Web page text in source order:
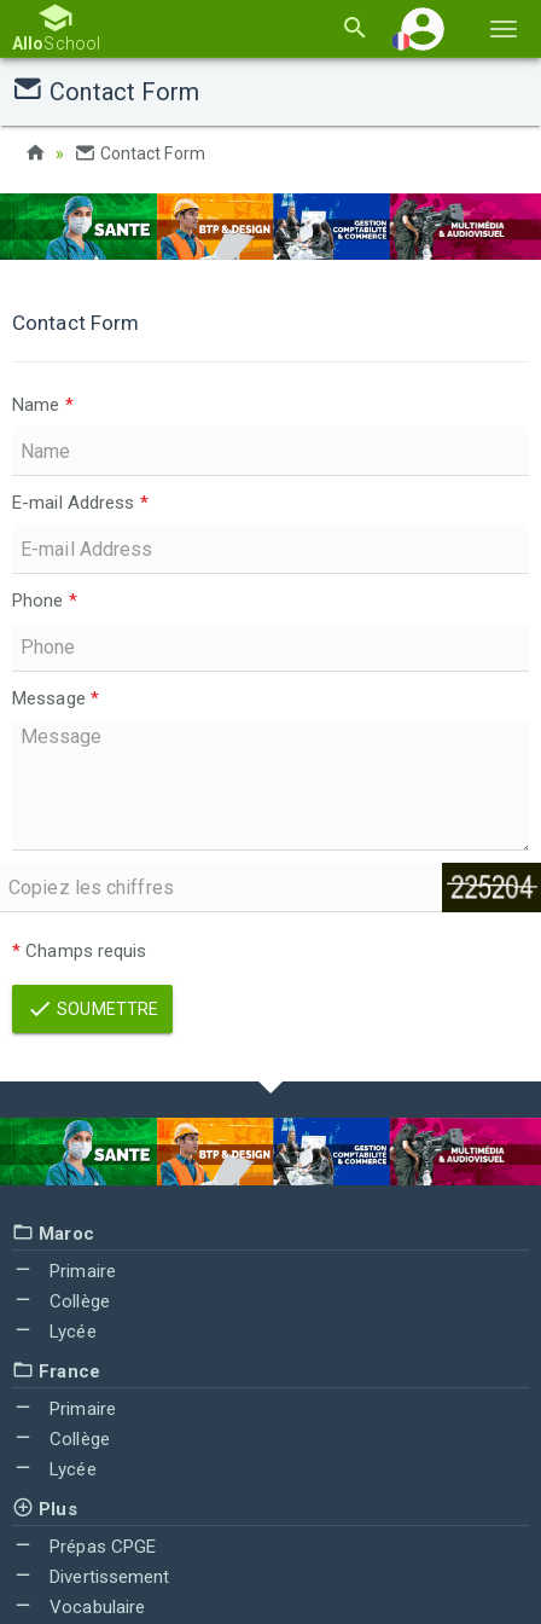
la
AlloSchool
Contact Form
Contact Form
Contact Form
Name *
E-mail Address *
Phone *
Message *
* Champs requis
SOUMETTRE
Maroc
Primaire
Collège
Lycée
France
Primaire
Collège
Lycée
Plus
Prépas CPGE
Divertissement
Vocabulaire